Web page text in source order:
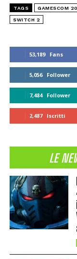
53,189 Fans
5,056 Follower
7,484 Follower
2,487 Iscritti
LE
TAGS GAMESCOM
SWITCH 2